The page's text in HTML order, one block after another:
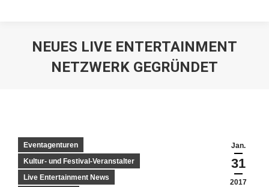
NEUES LIVE ENTERTAINMENT
NETZWERK GEGRÜNDET
Jan.
31
2017
Eventagenturen
Kultur- und Festival-Veranstalter
Live Entertainment News